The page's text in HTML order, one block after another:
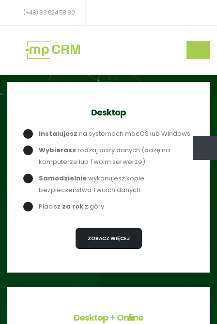
(+48) 89 624 58 80
Desktop
Instalujesz na systemach macOS lub Windows
Wybierasz rodzaj bazy danych (bazę na
komputerze lub Twoim serwerze)
Samodzielniewykonujesz kopie
bezpieczeństwa Twoich danych
Płacisz za rok z góry
ZOBACZ WIĘCEJ
Desktop + Online